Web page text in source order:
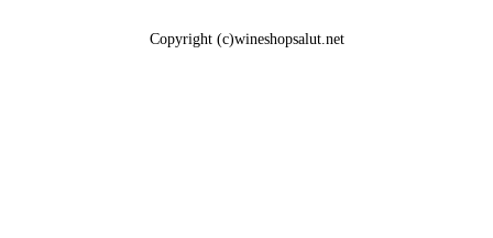
Copyright (c)wineshopsalut.net